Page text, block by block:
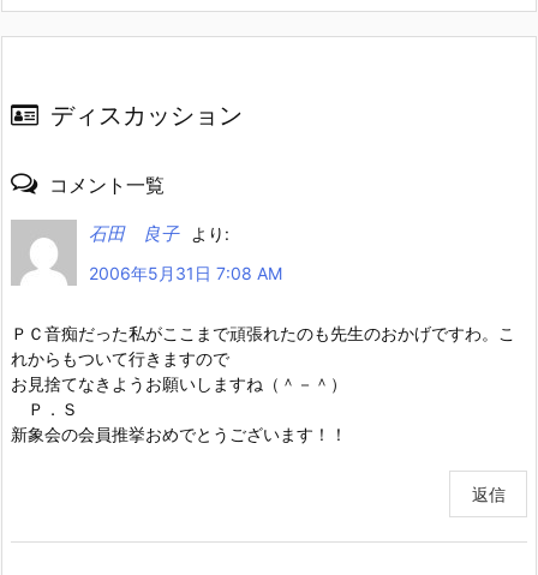
ディスカッション
コメント一覧
石田 良子
より:
2006年5月31日 7:08 AM
ＰＣ音痴だった私がここまで頑張れたのも先生のおかげですわ。こ
れからもついて行きますので
お見捨てなきようお願いしますね（＾－＾）
Ｐ．Ｓ
新象会の会員推挙おめでとうございます！！
返信